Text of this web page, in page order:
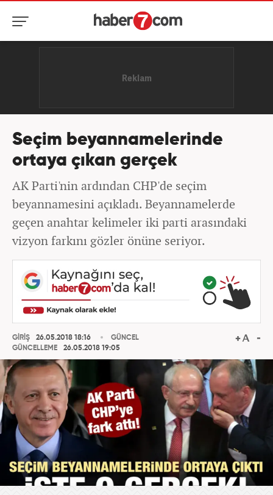
Seçim beyannamelerinde
ortaya çıkan gerçek
AK Parti'nin ardından CHP'de seçim
beyannamesini açıkladı. Beyannamelerde
geçen anahtar kelimeler iki parti arasındaki
vizyon farkını gözler önüne seriyor.
GİRİŞ
26.05.2018 18:16
GÜNCELLEME
26.05.2018 19:05
GÜNCEL